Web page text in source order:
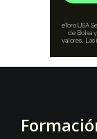
Footer